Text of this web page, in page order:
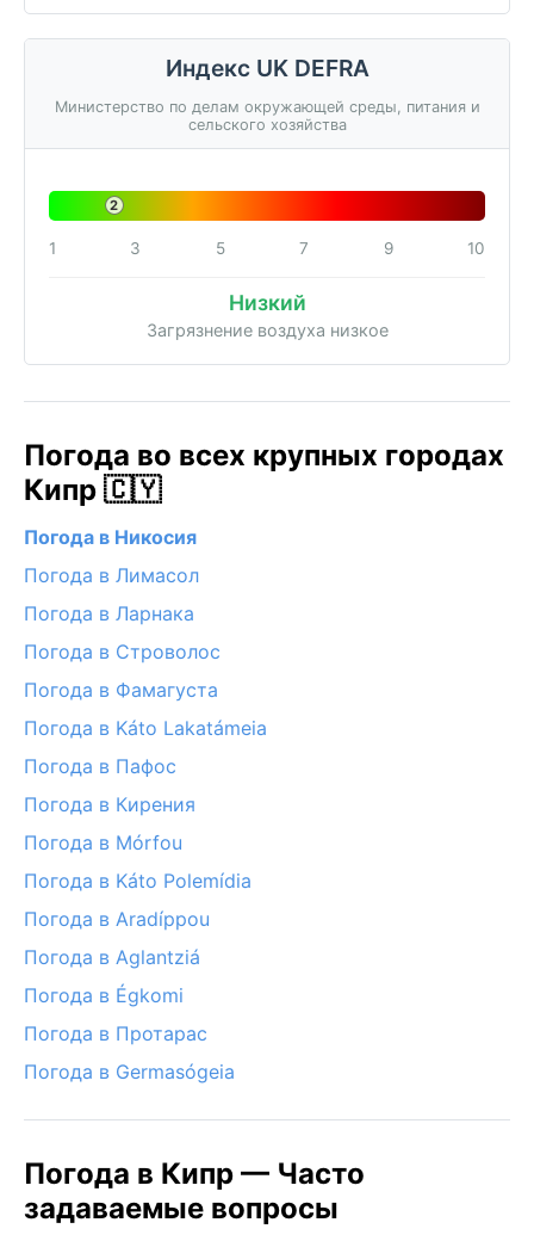
Индекс UK DEFRA
Министерство по делам окружающей среды, питания и
сельского хозяйства
2
1 3 5 7 9 10
Низкий
Загрязнение воздуха низкое
Погода во всех крупных городах
Кипр 🇨🇾
Погода в Никосия
Погода в Лимасол
Погода в Ларнака
Погода в Строволос
Погода в Фамагуста
Погода в Káto Lakatámeia
Погода в Пафос
Погода в Кирения
Погода в Mórfou
Погода в Káto Polemídia
Погода в Aradíppou
Погода в Aglantziá
Погода в Égkomi
Погода в Протарас
Погода в Germasógeia
Погода в Кипр — Часто
задаваемые вопросы